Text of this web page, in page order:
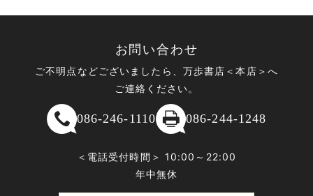
お問い合わせ
ご不明点などございましたら、万歩書店＜本店＞へ
ご連絡ください。
086-246-1110 086-244-1248
＜電話受付時間＞ 10:00～22:00
年中無休